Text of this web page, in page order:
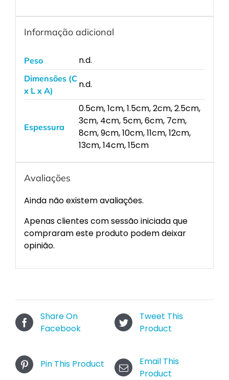
Informação adicional
Peso n.d.
Dimensões (C
x L x A)
n.d.
Espessura
0.5cm, 1cm, 1.5cm, 2cm, 2.5cm,
3cm, 4cm, 5cm, 6cm, 7cm,
8cm, 9cm, 10cm, 11cm, 12cm,
13cm, 14cm, 15cm
Avaliações
Ainda não existem avaliações.
Apenas clientes com sessão iniciada que
compraram este produto podem deixar
opinião.
Share On
Facebook
Tweet This
Product
Pin This Product
Email This
Product